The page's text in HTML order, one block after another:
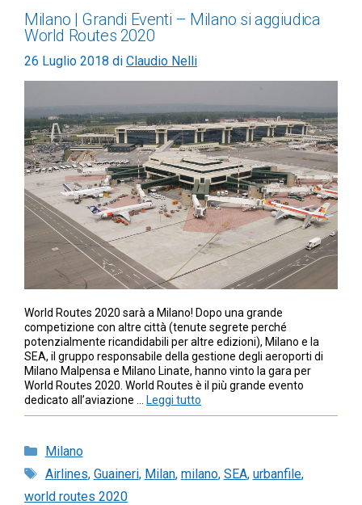
Milano | Grandi Eventi – Milano si aggiudica
World Routes 2020
26 Luglio 2018 di Claudio Nelli
World Routes 2020 sarà a Milano! Dopo una grande
competizione con altre città (tenute segrete perché
potenzialmente ricandidabili per altre edizioni), Milano e la
SEA, il gruppo responsabile della gestione degli aeroporti di
Milano Malpensa e Milano Linate, hanno vinto la gara per
World Routes 2020. World Routes è il più grande evento
dedicato all’aviazione …
Leggi tutto
Categorie
Milano
Tag
Airlines, Guaineri, Milan, milano, SEA, urbanfile,
world routes 2020